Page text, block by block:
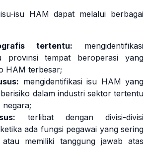
isu HAM dapat melalui berbagai
tertentu: mengidentifikasi
provinsi tempat beroperasi yang
HAM terbesar;
mengidentifikasi isu HAM yang
dalam industri sektor tertentu
terlibat dengan divisi-divisi
ada fungsi pegawai yang sering
atau memiliki tanggung jawab atas